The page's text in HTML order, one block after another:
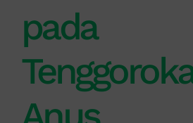
pada